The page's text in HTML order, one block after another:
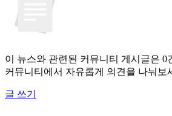
이 뉴스와 관련된 커뮤니티 게시글은 0
커뮤니티에서 자유롭게 의견을 나눠보
글 쓰기